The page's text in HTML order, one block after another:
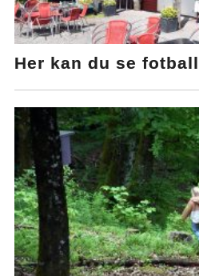
Her kan du se